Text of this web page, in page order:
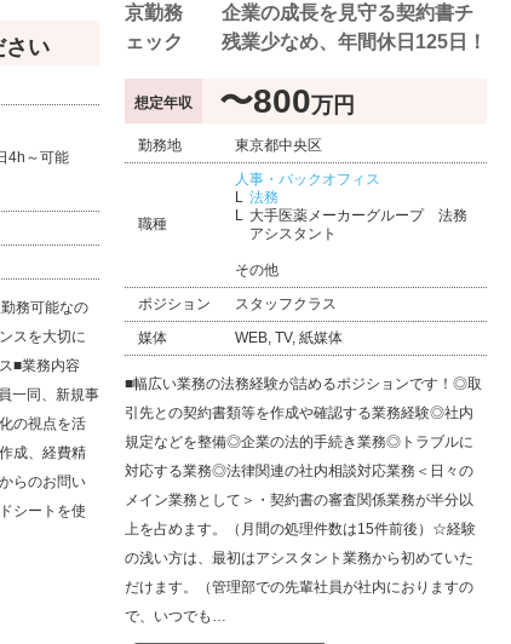
さい
4h～可能
務可能なの
スを大切に
■業務内容
一同、新規事
の視点を活
成、経費精
らのお問い
シートを使
京勤務 企業の成長を見守る契約書チ
ェック 残業少なめ、年間休日125日！
想定年収 〜800万円
勤務地 東京都中央区
職種
人事・バックオフィス
法務
大手医薬メーカーグループ 法務
アシスタント
その他
ポジション
スタッフクラス
媒体
WEB, TV, 紙媒体
■幅広い業務の法務経験が詰めるポジションです！◎取
引先との契約書類等を作成や確認する業務経験◎社内
規定などを整備◎企業の法的手続き業務◎トラブルに
対応する業務◎法律関連の社内相談対応業務＜日々の
メイン業務として＞・契約書の審査関係業務が半分以
上を占めます。（月間の処理件数は15件前後）☆経験
の浅い方は、最初はアシスタント業務から初めていた
だけます。（管理部での先輩社員が社内におりますの
で、いつでも…